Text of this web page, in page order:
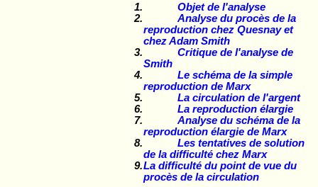
Objet de l'analyse
Analyse du procès de la
reproduction chez Quesnay et
chez Adam Smith
Critique de l'analyse de
Smith
Le schéma de la simple
reproduction de Marx
La circulation de l'argent
La reproduction élargie
Analyse du schéma de la
reproduction élargie de Marx
Les tentatives de solution
de la difficulté chez Marx
La difficulté du point de vue du
procès de la circulation